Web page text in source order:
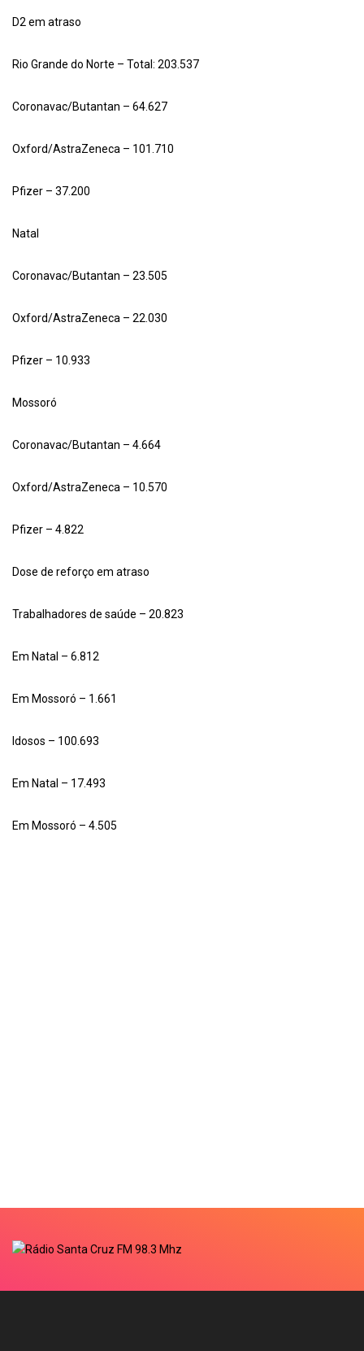
D2 em atraso
Rio Grande do Norte – Total: 203.537
Coronavac/Butantan – 64.627
Oxford/AstraZeneca – 101.710
Pfizer – 37.200
Natal
Coronavac/Butantan – 23.505
Oxford/AstraZeneca – 22.030
Pfizer – 10.933
Mossoró
Coronavac/Butantan – 4.664
Oxford/AstraZeneca – 10.570
Pfizer – 4.822
Dose de reforço em atraso
Trabalhadores de saúde – 20.823
Em Natal – 6.812
Em Mossoró – 1.661
Idosos – 100.693
Em Natal – 17.493
Em Mossoró – 4.505